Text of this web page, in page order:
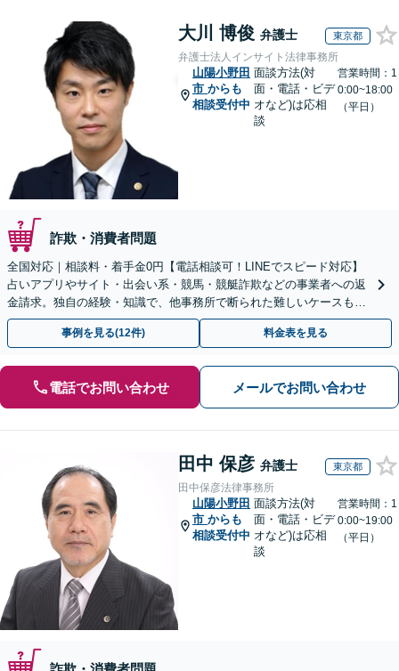
大川 博俊 弁護士 東京都
弁護士法人インサイト法律事務所
山陽小野田
市 からも
相談受付中
面談方法(対
面・電話・ビデ
オなど)は応相
談
営業時間：1
0:00~18:00
（平日）
詐欺・消費者問題
全国対応｜相談料・着手金0円【電話相談可！LINEでスピード対応】
占いアプリやサイト・出会い系・競馬・競艇詐欺などの事業者への返
金請求。独自の経験・知識で、他事務所で断られた難しいケースも解
決に導いた実績あり。まずはお気軽にご相談ください
事例を見る(12件) 料金表を見る
電話でお問い合わせ メールでお問い合わせ
田中 保彦 弁護士 東京都
田中保彦法律事務所
山陽小野田
市 からも
相談受付中
面談方法(対
面・電話・ビデ
オなど)は応相
談
営業時間：1
0:00~19:00
（平日）